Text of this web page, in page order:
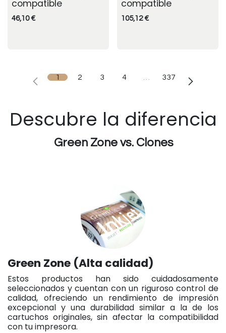
compatible
46,10€
compatible
105,12€
1 2 3 4 337
Descubre la diferencia
Green Zone vs. Clones
Green Zone (Alta calidad)
Estos productos han sido cuidadosamente
seleccionados y cuentan con un riguroso control de
calidad, ofreciendo un rendimiento de impresión
excepcional y una durabilidad similar a la de los
cartuchos originales, sin afectar la compatibilidad
con tu impresora.